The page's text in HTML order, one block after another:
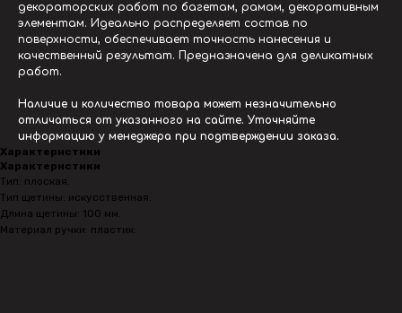
декораторских работ по багетам, рамам, декоративным
элементам. Идеально распределяет состав по
поверхности, обеспечивает точность нанесения и
качественный результат. Предназначена для деликатных
работ.
Наличие и количество товара может незначительно
отличаться от указанного на сайте. Уточняйте
информацию у менеджера при подтверждении заказа.
Характеристики
Характеристики
Тип: плоская.
Тип щетины: искусственная.
Длина щетины: 100 мм.
Материал ручки: пластик.